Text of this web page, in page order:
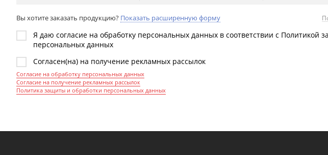
Вы хотите заказать продукцию? Показать расширенную форму
Я даю согласие на обработку персональных данных в соответствии с Политикой
персональных данных
Согласен(на) на получение рекламных рассылок
Согласие на обработку персональных данных
Согласие на получение рекламных рассылок
Политика защиты и обработки персональных данных